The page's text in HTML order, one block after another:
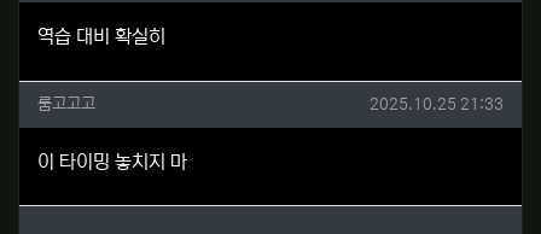
역습 대비 확실히
룸고고고님의 댓글
룸고고고 작성일
2025.10.25 21:33
이 타이밍 놓치지 마